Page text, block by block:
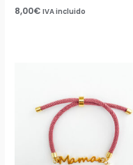
8,00€ IVA incluido